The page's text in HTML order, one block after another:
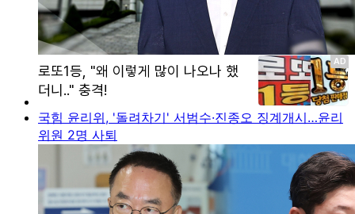
국힘 윤리위, '돌려차기' 서범수·진종오 징계개시…윤리
위원 2명 사퇴